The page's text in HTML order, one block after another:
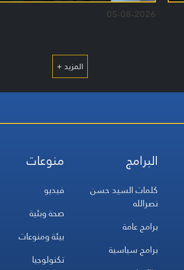
05-08-2026
المزيد +
البرامج
كلمات السيد حسن
نصرالله
برامج عامة
برامج سياسية
منوعات
فيديو
صحة وبئية
بيئة ومنوعات
تكنولوجيا